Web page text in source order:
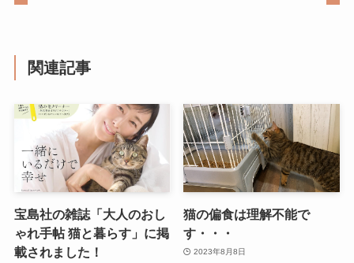
関連記事
宝島社の雑誌「大人のおし
ゃれ手帖 猫と暮らす」に掲
載されました！
猫の偏食は理解不能で
す・・・
2023年8月8日